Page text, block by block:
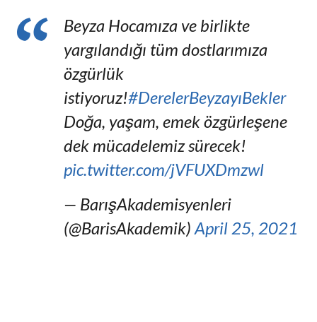
Beyza Hocamıza ve birlikte
yargılandığı tüm dostlarımıza
özgürlük
istiyoruz!#DerelerBeyzayıBekler
Doğa, yaşam, emek özgürleşene
dek mücadelemiz sürecek!
pic.twitter.com/jVFUXDmzwl
— BarışAkademisyenleri
(@BarisAkademik) April 25, 2021